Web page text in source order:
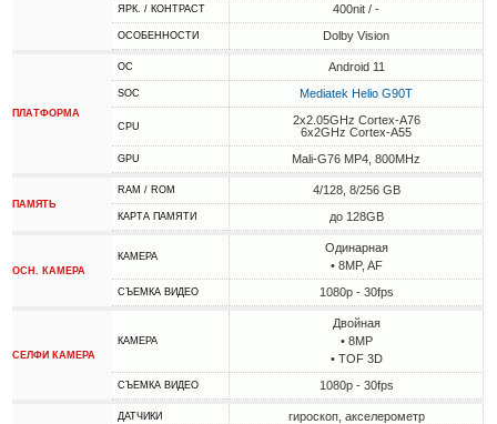
ЯРК. / КОНТРАСТ 400nit / -
ОСОБЕННОСТИ Dolby Vision
ПЛАТФОРМА
ОС Android 11
SOC Mediatek Helio G90T
CPU
2x2.05GHz Cortex-A76
6x2GHz Cortex-A55
GPU Mali-G76 MP4, 800MHz
ПАМЯТЬ
RAM / ROM 4/128, 8/256 GB
КАРТА ПАМЯТИ до 128GB
ОСН. КАМЕРА
КАМЕРА
Одинарная
• 8MP, AF
СЪЕМКА ВИДЕО 1080p - 30fps
СЕЛФИ КАМЕРА
КАМЕРА
Двойная
• 8MP
• TOF 3D
СЪЕМКА ВИДЕО 1080p - 30fps
ДАТЧИКИ гироскоп, акселерометр